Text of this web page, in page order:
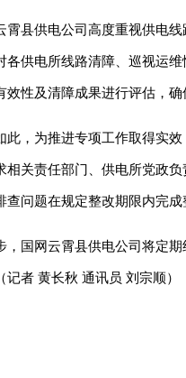
霄县供电公司高度重视供电
各供电所线路清障、巡视运
效性及清障成果进行评估，
此，为推进专项工作取得实
相关责任部门、供电所党政
查问题在规定整改期限内完成
，国网云霄县供电公司将定
记者 黄长秋 通讯员 刘宗顺）